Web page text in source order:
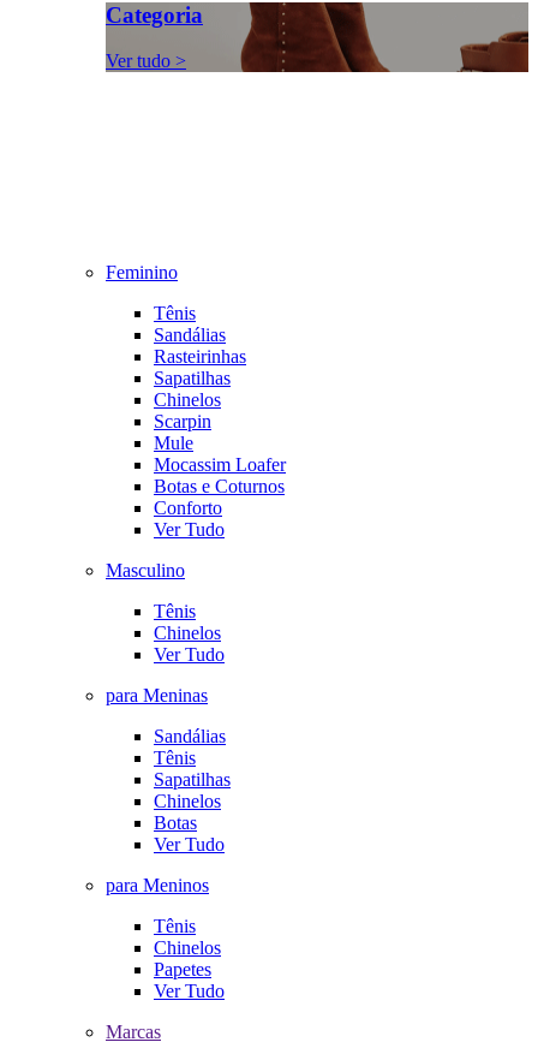
Categoria
Ver tudo >
Feminino
Tênis
Sandálias
Rasteirinhas
Sapatilhas
Chinelos
Scarpin
Mule
Mocassim Loafer
Botas e Coturnos
Conforto
Ver Tudo
Masculino
Tênis
Chinelos
Ver Tudo
para Meninas
Sandálias
Tênis
Sapatilhas
Chinelos
Botas
Ver Tudo
para Meninos
Tênis
Chinelos
Papetes
Ver Tudo
Marcas